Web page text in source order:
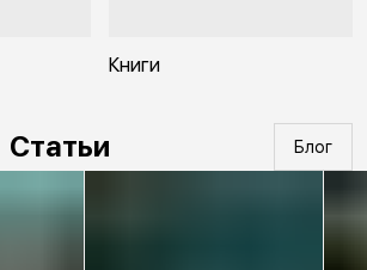
Книги
Статьи Блог